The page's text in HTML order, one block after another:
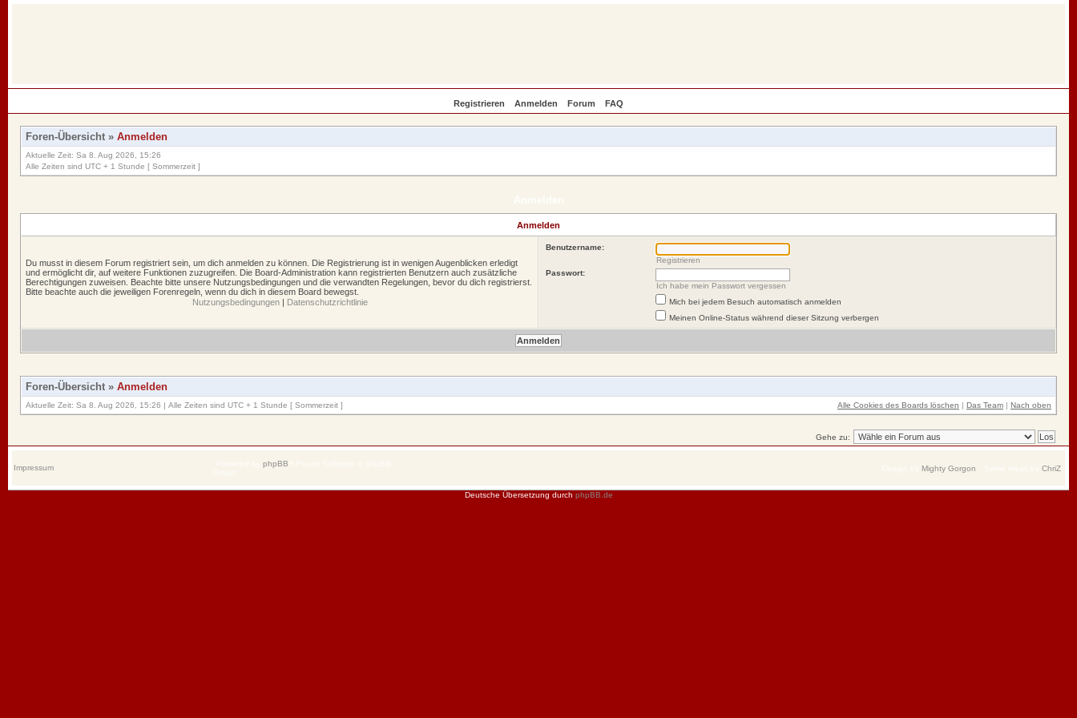
Registrieren Anmelden Forum FAQ
Foren-Übersicht » Anmelden
Aktuelle Zeit: Sa 8. Aug 2026, 15:26
Alle Zeiten sind UTC + 1 Stunde [ Sommerzeit ]
Anmelden
Du musst in diesem Forum registriert sein, um dich anmelden zu können. Die Registrierung ist in wenigen Augenblicken erledigt
und ermöglicht dir, auf weitere Funktionen zuzugreifen. Die Board-Administration kann registrierten Benutzern auch zusätzliche
Berechtigungen zuweisen. Beachte bitte unsere Nutzungsbedingungen und die verwandten Regelungen, bevor du dich registrierst.
Bitte beachte auch die jeweiligen Forenregeln, wenn du dich in diesem Board bewegst.
Nutzungsbedingungen| Datenschutzrichtlinie
Benutzername:
Registrieren
Passwort:
Ich habe mein Passwort vergessen
Mich bei jedem Besuch automatisch anmelden
Meinen Online-Status während dieser Sitzung verbergen
Foren-Übersicht » Anmelden
Aktuelle Zeit: Sa 8. Aug 2026, 15:26 | Alle Zeiten sind UTC + 1 Stunde [ Sommerzeit ] Alle Cookies des Boards löschen | Das Team | Nach oben
Gehe zu:
Impressum phpBB
Mighty Gorgon ChriZ
Deutsche Übersetzung durch phpBB.de